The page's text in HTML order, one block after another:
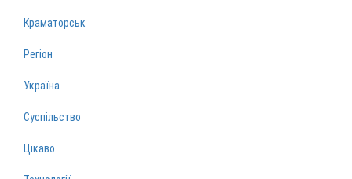
Краматорськ
Регіон
Україна
Суспільство
Цікаво